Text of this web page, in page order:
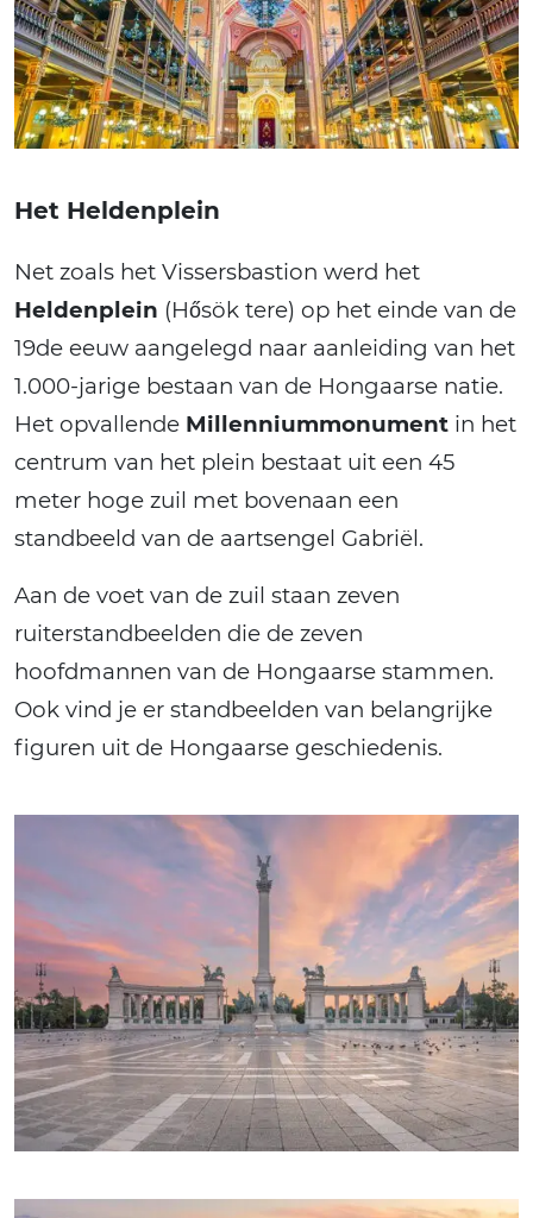
Het Heldenplein
Net zoals het Vissersbastion werd het
Heldenplein (Hősök tere) op het einde van de
19de eeuw aangelegd naar aanleiding van het
1.000-jarige bestaan van de Hongaarse natie.
Het opvallende Millenniummonument in het
centrum van het plein bestaat uit een 45
meter hoge zuil met bovenaan een
standbeeld van de aartsengel Gabriël.
Aan de voet van de zuil staan zeven
ruiterstandbeelden die de zeven
hoofdmannen van de Hongaarse stammen.
Ook vind je er standbeelden van belangrijke
figuren uit de Hongaarse geschiedenis.